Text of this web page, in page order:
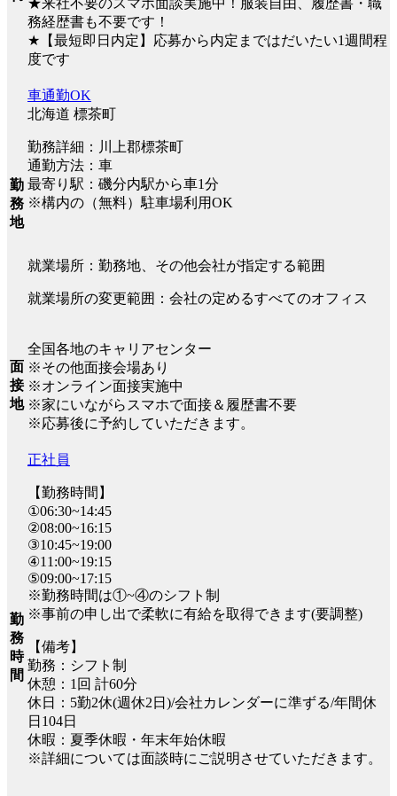
務経歴書も不要です！
★【最短即日内定】応募から内定まではだいたい1週間程
度です
勤
務
地
車通勤OK
北海道 標茶町
勤務詳細：川上郡標茶町
通勤方法：車
最寄り駅：磯分内駅から車1分
※構内の（無料）駐車場利用OK
就業場所：勤務地、その他会社が指定する範囲
就業場所の変更範囲：会社の定めるすべてのオフィス
面
接
地
全国各地のキャリアセンター
※その他面接会場あり
※オンライン面接実施中
※家にいながらスマホで面接＆履歴書不要
※応募後に予約していただきます。
勤
務
時
間
正社員
【勤務時間】
①06:30~14:45
②08:00~16:15
③10:45~19:00
④11:00~19:15
⑤09:00~17:15
※勤務時間は①~④のシフト制
※事前の申し出で柔軟に有給を取得できます(要調整)
【備考】
勤務：シフト制
休憩：1回 計60分
休日：5勤2休(週休2日)/会社カレンダーに準ずる/年間休
日104日
休暇：夏季休暇・年末年始休暇
※詳細については面談時にご説明させていただきます。